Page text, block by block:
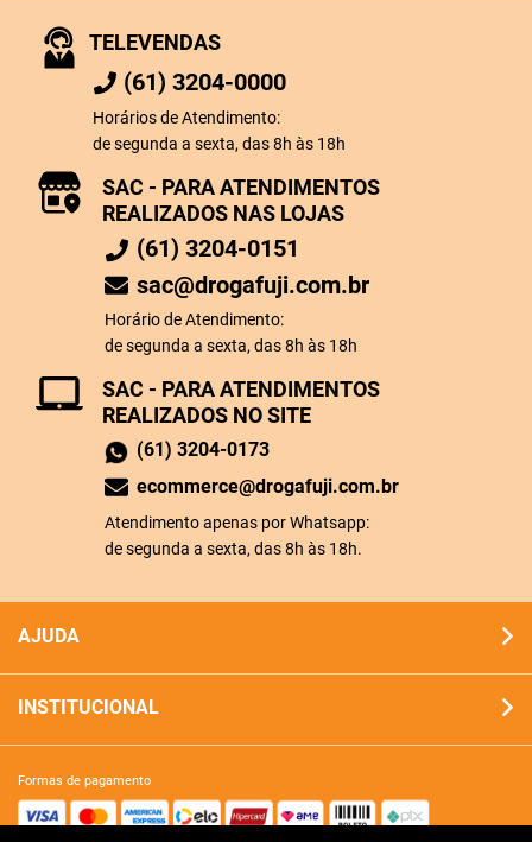
TELEVENDAS
(61) 3204-0000
Horários de Atendimento:
de segunda a sexta, das 8h às 18h
SAC - PARA ATENDIMENTOS
REALIZADOS NO SITE
(61) 3204-0173
ecommerce@drogafuji.com.br
Atendimento apenas por Whatsapp:
de segunda a sexta, das 8h às 18h.
SAC - PARA ATENDIMENTOS
REALIZADOS NAS LOJAS
(61) 3204-0151
sac@drogafuji.com.br
Horário de Atendimento:
de segunda a sexta, das 8h às 18h
AJUDA
INSTITUCIONAL
formas de pagamento